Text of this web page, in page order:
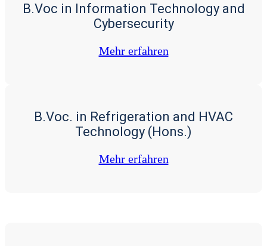
B.Voc in Information Technology and
Cybersecurity
Mehr erfah­ren
B.Voc. in Refrigeration and HVAC
Technology (Hons.)
Mehr erfah­ren